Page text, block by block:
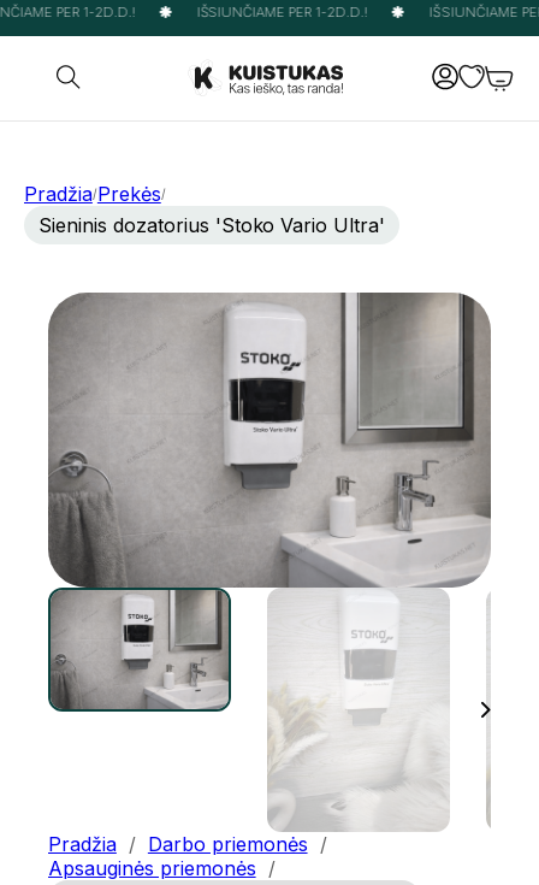
PER 1-2D.D.! IŠSIUNČIAME PER 1-2D.D.! IŠSIUNČIAME
Pradžia/Prekės/
Sieninis dozatorius 'Stoko Vario Ultra'
Pradžia / Darbo priemonės /
Apsauginės priemonės /